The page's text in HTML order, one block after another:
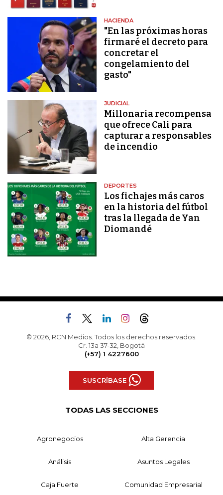
HACIENDA
"En las próximas horas
firmaré el decreto para
concretar el
congelamiento del
gasto"
JUDICIAL
Millonaria recompensa
que ofrece Cali para
capturar a responsables
de incendio
DEPORTES
Los fichajes más caros
en la historia del fútbol
tras la llegada de Yan
Diomandé
© 2026, RCN Medios. Todos los derechos reservados.
Cr. 13a 37-32, Bogotá
(+57) 1 4227600
SUSCRÍBASE
TODAS LAS SECCIONES
Agronegocios Alta Gerencia
Análisis Asuntos Legales
Caja Fuerte Comunidad Empresarial